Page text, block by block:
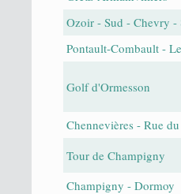
Ozoir - Sud - Chevry -
Pontault-Combault -
Golf d'Ormesson
Chennevières - Rue du
Tour de Champigny
Champigny - Dormoy